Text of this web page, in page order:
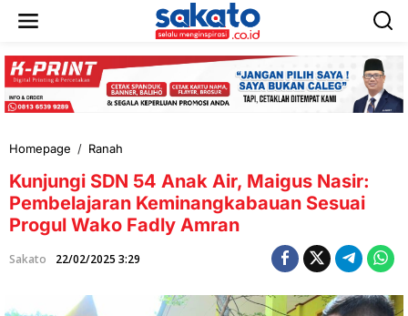
a
k
Homepage / Ranah
n
j
u
n
i
Kunjungi SDN 54 Anak Air, Maigus Nasir:
Pembelajaran Keminangkabauan Sesuai
Progul Wako Fadly Amran
Sakato 22/02/2025 3:29